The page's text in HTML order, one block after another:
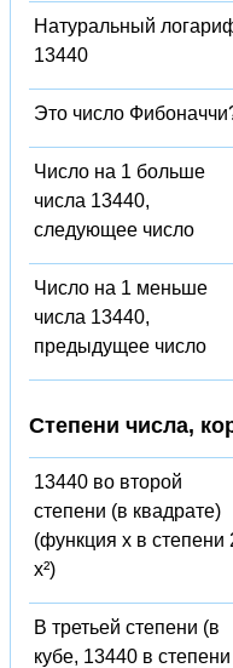
Натуральный
13440
Это число
Число на 1 больше
числа 13440,
следующее число
Число на 1 меньше
числа 13440,
предыдущее число
Степени числа,
13440 во второй
степени (в квадрате)
(функция x в степени
x²)
В третьей степени (в
кубе, 13440 в степени